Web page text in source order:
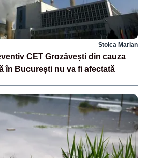
Stoica Marian
CET Grozăvești din cauza
în București nu va fi afectată